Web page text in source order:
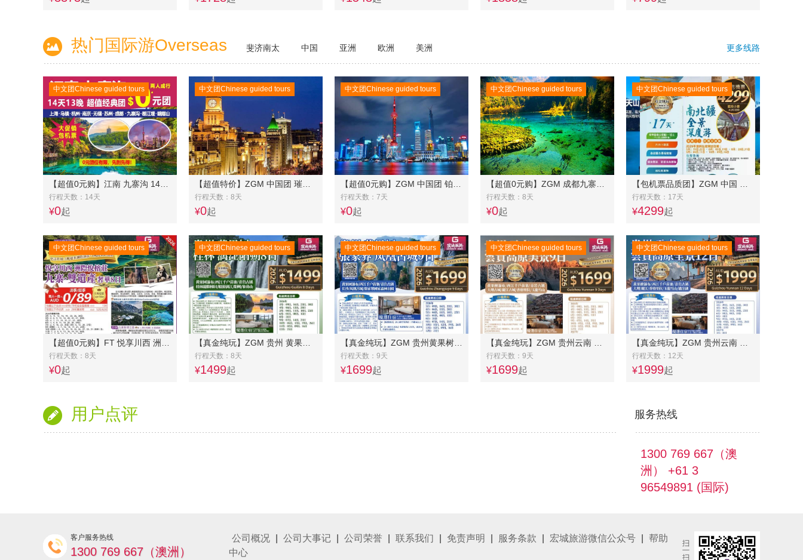
更多线路
热门国际游Overseas 斐济南太 中国 亚洲 欧洲 美洲
行程天数：14天
¥0起
中文团Chinese guided tours
行程天数：8天
¥0起
中文团Chinese guided tours
行程天数：7天
¥0起
中文团Chinese guided tours
行程天数：8天
¥0起
中文团Chinese guided tours
行程天数：17天
¥4299起
中文团Chinese guided tours
行程天数：8天
¥0起
中文团Chinese guided tours
行程天数：8天
¥1499起
中文团Chinese guided tours
行程天数：9天
¥1699起
中文团Chinese guided tours
行程天数：9天
¥1699起
中文团Chinese guided tours
行程天数：12天
¥1999起
中文团Chinese guided tours
用户点评 服务热线
1300 769 667（澳
洲） +61 3
96549891 (国际)
客户服务热线
1300 769 667（澳洲）
公司概况 公司大事记 公司荣誉 联系我们 免责声明 服务条款 宏城旅游微信公众号
帮助
中心